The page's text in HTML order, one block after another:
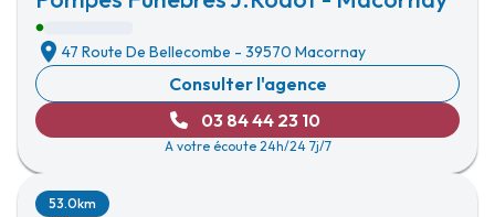
47 Route De Bellecombe - 39570 Macornay
Consulter l'agence
03 84 44 23 10
A votre écoute 24h/24 7j/7
53.0km